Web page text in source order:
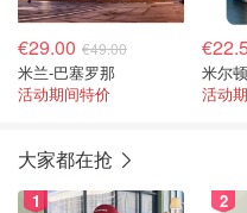
€29.00 €49.00
米兰-巴塞罗那
活动期间特价
米尔
活动
大家都在抢
1 2